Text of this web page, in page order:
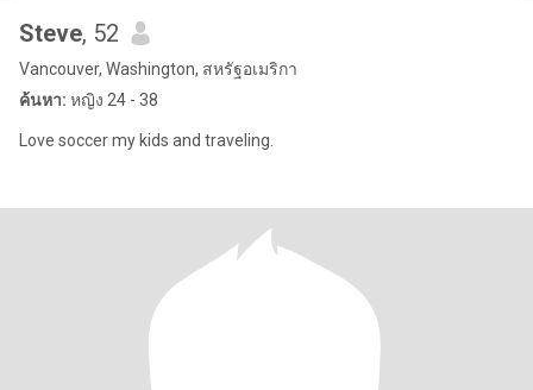
Steve, 52
Vancouver, Washington, สหรัฐอเมริกา
ค้นหา: หญิง 24 - 38
Love soccer my kids and traveling.